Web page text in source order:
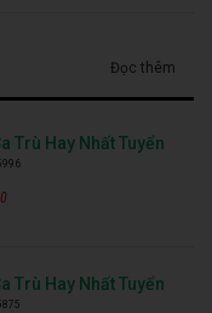
Đọc thêm
Trù Hay Nhất Tuyển
Trù Hay Nhất Tuyển